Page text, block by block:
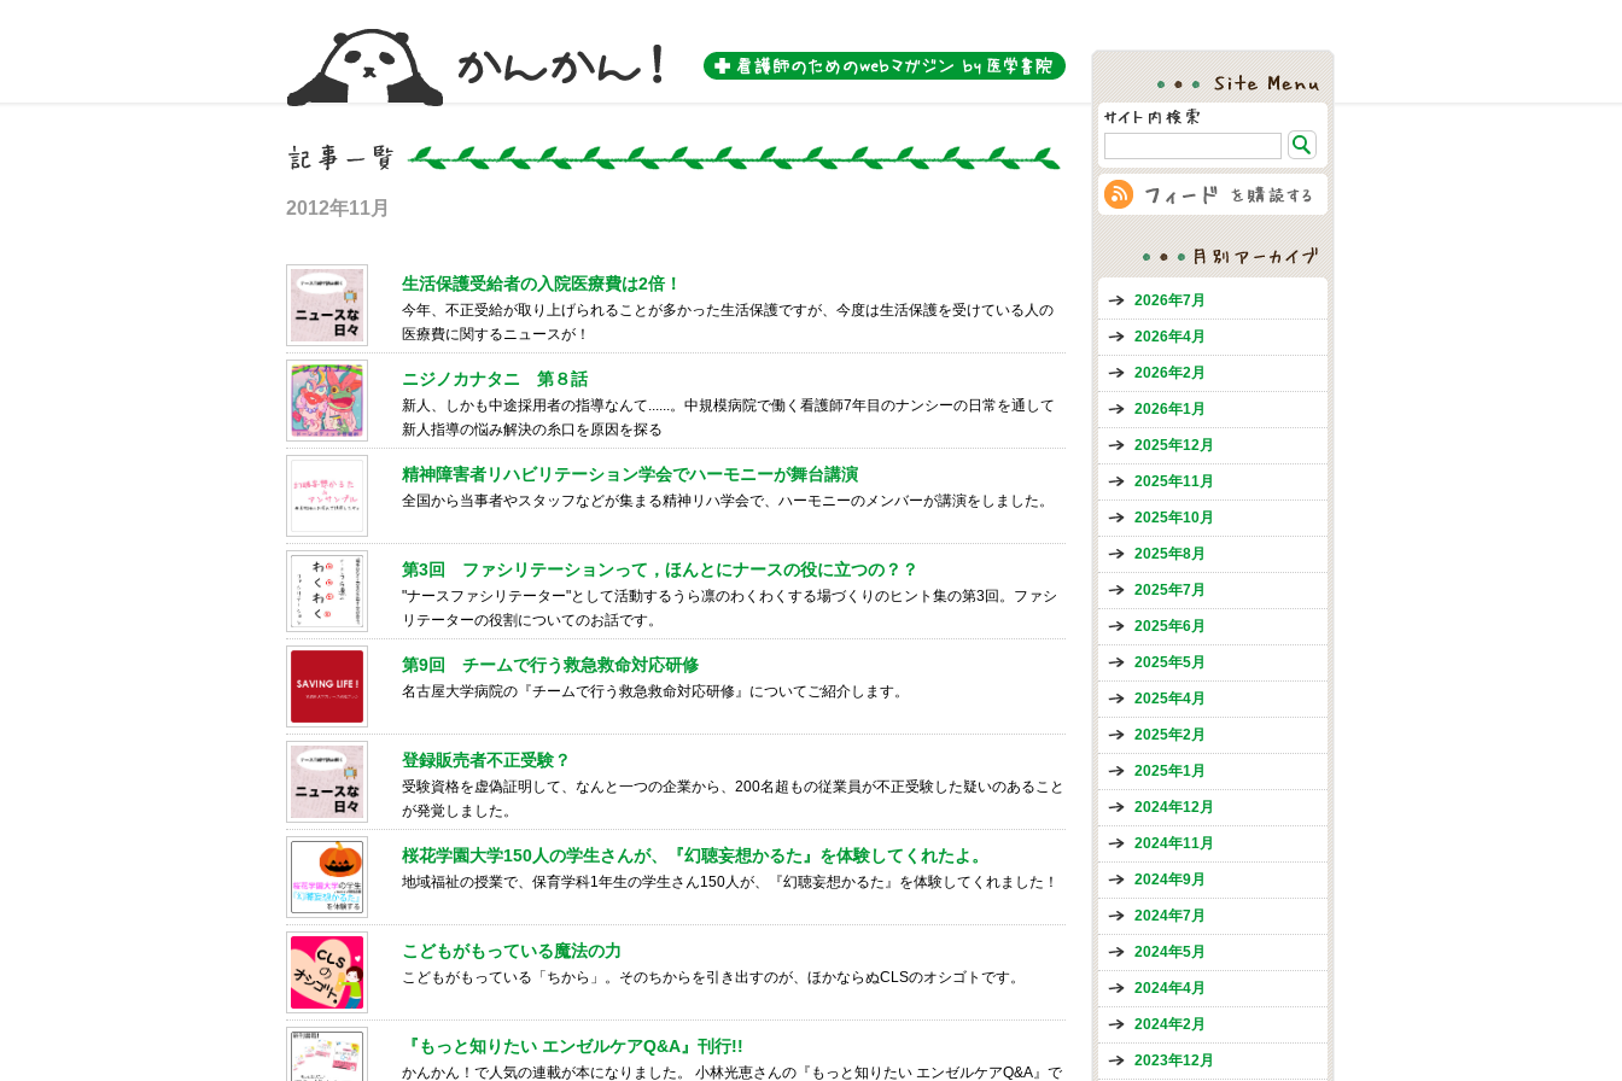
2012年11月
生活保護受給者の入院医療費は2倍！
今年、不正受給が取り上げられることが多かった生活保護ですが、今度は生活保護を受けている人の
医療費に関するニュースが！
ニジノカナタニ 第８話
新人、しかも中途採用者の指導なんて......。中規模病院で働く看護師7年目のナンシーの日常を通して
新人指導の悩み解決の糸口を原因を探る
精神障害者リハビリテーション学会でハーモニーが舞台講演
全国から当事者やスタッフなどが集まる精神リハ学会で、ハーモニーのメンバーが講演をしました。
第3回 ファシリテーションって，ほんとにナースの役に立つの？？
"ナースファシリテーター"として活動するうら凛のわくわくする場づくりのヒント集の第3回。ファシ
リテーターの役割についてのお話です。
第9回 チームで行う救急救命対応研修
名古屋大学病院の『チームで行う救急救命対応研修』についてご紹介します。
登録販売者不正受験？
受験資格を虚偽証明して、なんと一つの企業から、200名超もの従業員が不正受験した疑いのあること
が発覚しました。
桜花学園大学150人の学生さんが、『幻聴妄想かるた』を体験してくれたよ。
地域福祉の授業で、保育学科1年生の学生さん150人が、『幻聴妄想かるた』を体験してくれました！
こどもがもっている魔法の力
こどもがもっている「ちから」。そのちからを引き出すのが、ほかならぬCLSのオシゴトです。
『もっと知りたい エンゼルケアQ&A』刊行!!
かんかん！で人気の連載が本になりました。 小林光恵さんの『もっと知りたい エンゼルケアQ&A』で
Site Menu
月別アーカイブ
2026年7月
2026年4月
2026年2月
2026年1月
2025年12月
2025年11月
2025年10月
2025年8月
2025年7月
2025年6月
2025年5月
2025年4月
2025年2月
2025年1月
2024年12月
2024年11月
2024年9月
2024年7月
2024年5月
2024年4月
2024年2月
2023年12月